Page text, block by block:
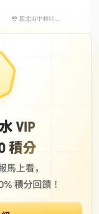
新北市中和區建